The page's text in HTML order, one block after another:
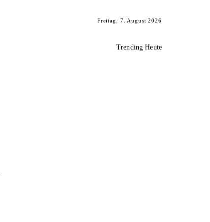
Freitag, 7. August 2026
Trending Heute